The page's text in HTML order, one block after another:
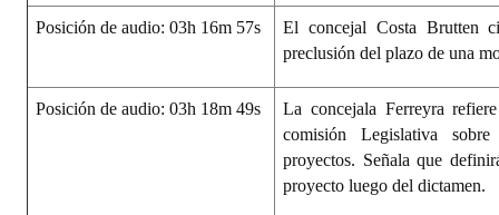
Posición de audio: 03h 16m 57s
El concejal Costa Brutten
preclusión del plazo de una
Posición de audio: 03h 18m 49s
La concejala Ferreyra
comisión Legislativa
proyectos. Señala que
proyecto luego del dictamen.